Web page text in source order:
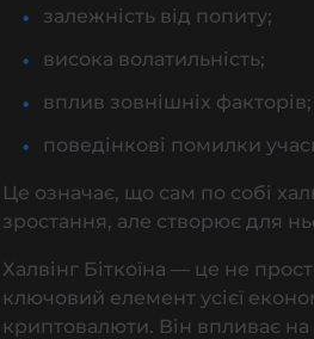
залежність від попиту;
висока волатильність;
вплив зовнішніх факторів;
поведінкові помилки
Це означає, що сам по собі
зростання, але створює для
Халвінг Біткоїна — це не
ключовий елемент усієї
криптовалюти. Він впливає на